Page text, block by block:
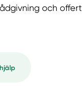
och